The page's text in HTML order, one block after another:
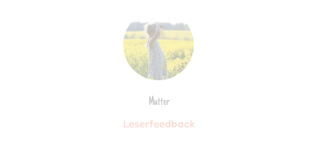
Mutter
Leserfeedback